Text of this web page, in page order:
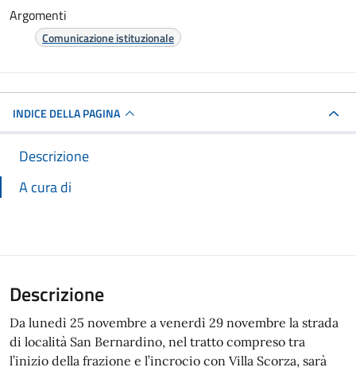
Argomenti
Comunicazione istituzionale
INDICE DELLA PAGINA
Descrizione
A cura di
Descrizione
Da lunedì 25 novembre a venerdì 29 novembre la strada
di località San Bernardino, nel tratto compreso tra
l’inizio della frazione e l’incrocio con Villa Scorza, sarà